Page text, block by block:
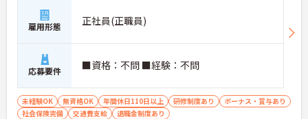
雇用形態 正社員(正職員)
応募要件 ■資格：不問 ■経験：不問
未経験OK 無資格OK 年間休日110日以上 研修制度あり
ボーナス・賞与あり
社会保険完備
交通費支給 退職金制度あり